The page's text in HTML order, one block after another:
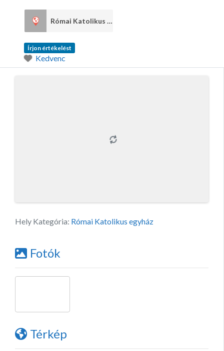
Római Katolikus egyház
Írjon értékelést
Kedvenc
Hely Kategória: Római Katolikus egyház
Fotók
Térkép